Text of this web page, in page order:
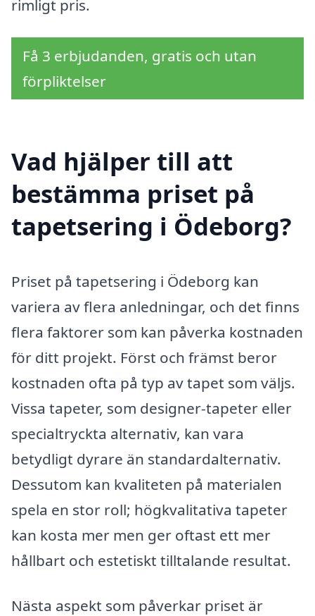
rimligt pris.
Få 3 erbjudanden, gratis och utan
förpliktelser
Vad hjälper till att
bestämma priset på
tapetsering i Ödeborg?
Priset på tapetsering i Ödeborg kan
variera av flera anledningar, och det finns
flera faktorer som kan påverka kostnaden
för ditt projekt. Först och främst beror
kostnaden ofta på typ av tapet som väljs.
Vissa tapeter, som designer-tapeter eller
specialtryckta alternativ, kan vara
betydligt dyrare än standardalternativ.
Dessutom kan kvaliteten på materialen
spela en stor roll; högkvalitativa tapeter
kan kosta mer men ger oftast ett mer
hållbart och estetiskt tilltalande resultat.
Nästa aspekt som påverkar priset är